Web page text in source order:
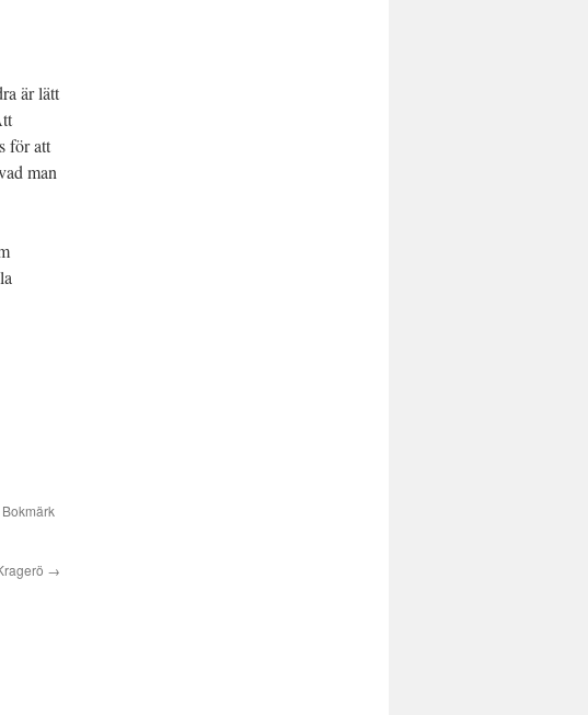
är lätt
för att
man
Bokmärk
→